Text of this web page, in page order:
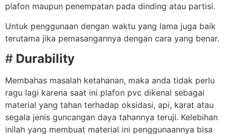
plafon maupun penempatan pada dinding atau partisi.
Untuk penggunaan dengan waktu yang lama juga baik
terutama jika pemasangannya dengan cara yang benar.
# Durability
Membahas masalah ketahanan, maka anda tidak perlu
ragu lagi karena saat ini plafon pvc dikenal sebagai
material yang tahan terhadap oksidasi, api, karat atau
segala jenis guncangan daya tahannya teruji. Kelebihan
inilah yang membuat material ini penggunaannya bisa